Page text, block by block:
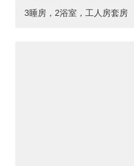
3睡房，2浴室，工人房套房